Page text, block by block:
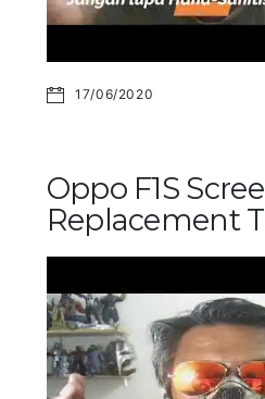
17/06/2020
Oppo F1S
Replacement